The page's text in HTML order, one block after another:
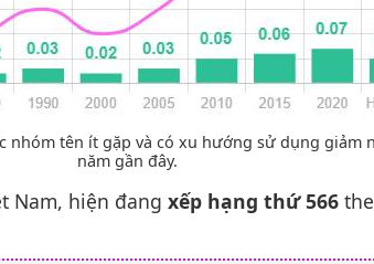
nhóm tên ít gặp và có xu hướng sử dụng giảm
năm gần đây.
Nam, hiện đang xếp hạng thứ 566